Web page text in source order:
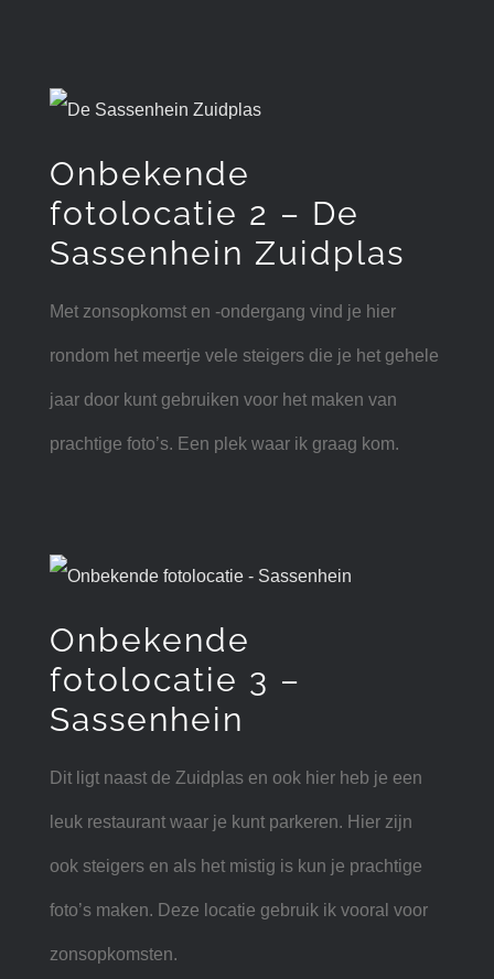
Onbekende
fotolocatie 2 – De
Sassenhein Zuidplas
Met zonsopkomst en -ondergang vind je hier
rondom het meertje vele steigers die je het gehele
jaar door kunt gebruiken voor het maken van
prachtige foto’s. Een plek waar ik graag kom.
Onbekende
fotolocatie 3 –
Sassenhein
Dit ligt naast de Zuidplas en ook hier heb je een
leuk restaurant waar je kunt parkeren. Hier zijn
ook steigers en als het mistig is kun je prachtige
foto’s maken. Deze locatie gebruik ik vooral voor
zonsopkomsten.